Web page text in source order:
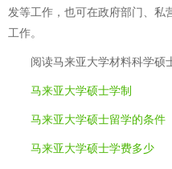
发等工作，也可在政府部门、私
工作。
阅读马来亚大学材料科学硕
马来亚大学硕士学制
马来亚大学硕士留学的条件
马来亚大学硕士学费多少